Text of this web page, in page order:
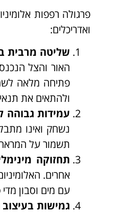
פרגולה רפפות
ואדריכלים:
שליטה מרבית
האור והצל
פתיחה מלאה
ולהתאים את
עמידות גבוהה
נשחק ואינו
תשמור על
תחזוקה
אחרים.
עם מים וסבון
גמישות